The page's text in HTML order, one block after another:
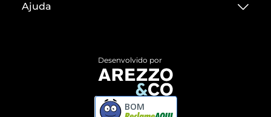
Termos de Uso
ZZ MALL é confiável
Ajuda
Devolução do Produto
Compre pelo WhatsApp
Desenvolvido por
BOM